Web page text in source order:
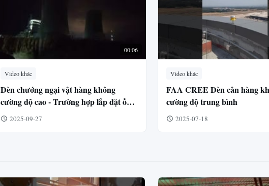
00:06
Video khác
Đèn chướng ngại vật hàng không
cường độ cao - Trường hợp lắp đặt ống
khói2025-09-27
Video khác
FAA CREE Đèn cản hàng
cường độ trung bình
2025-07-18